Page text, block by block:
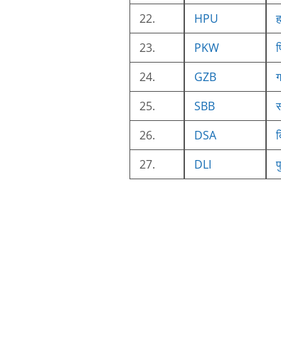
22.
HPU
23.
PKW
24.
GZB
25.
SBB
26.
DSA
27.
DLI